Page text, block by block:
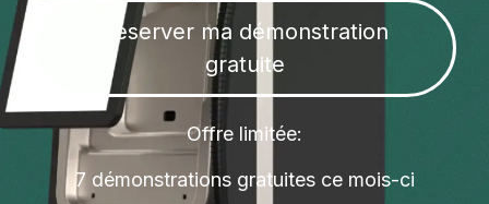
Réserver ma démonstration
gratuite
Offre limitée:
7 démonstrations gratuites ce mois-ci